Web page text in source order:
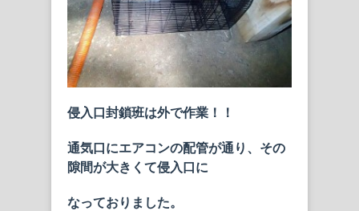
侵入口封鎖班は外で作業！！
通気口にエアコンの配管が通り、その
隙間が大きくて侵入口に
なっておりました。